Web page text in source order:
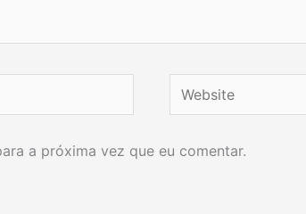
Website
a próxima vez que eu comentar.